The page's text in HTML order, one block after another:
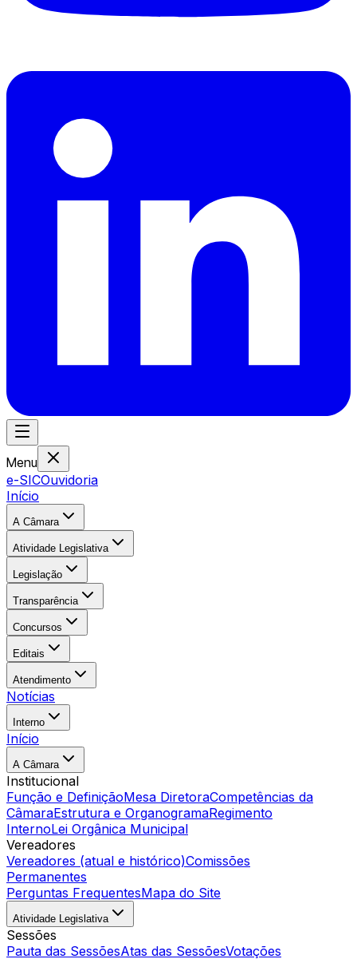
Menu
e-SICOuvidoria
Início
A Câmara
Atividade Legislativa
Legislação
Transparência
Concursos
Editais
Atendimento
Notícias
Interno
Início
A Câmara
Institucional
Função e DefiniçãoMesa DiretoraCompetências da
CâmaraEstrutura e OrganogramaRegimento
InternoLei Orgânica Municipal
Vereadores
Vereadores (atual e histórico)Comissões
Permanentes
Perguntas FrequentesMapa do Site
Atividade Legislativa
Sessões
Pauta das SessõesAtas das SessõesVotações